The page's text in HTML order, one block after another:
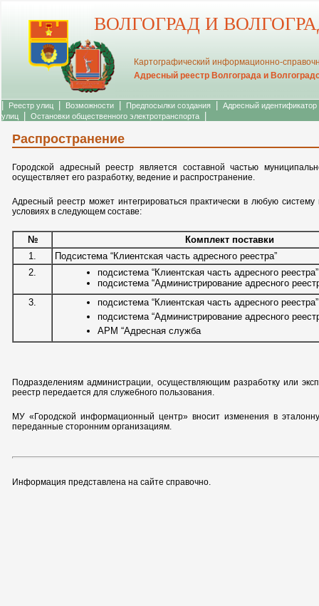
ВОЛГОГРАД И
Картографический информационно-
Адресный реестр Волгограда и
Реестр улиц Возможности Предпосылки создания
Адресный идентификатор
улиц
Остановки общественного электротранспорта
Распространение
Городской адресный реестр является составной частью
осуществляет его разработку, ведение и распространение.
Адресный реестр может интегрироваться практически в любую
условиях в следующем составе:
№
Комплект поставки
1.
Подсистема “Клиентская часть адресного реестра”
2.
подсистема “Клиентская часть адресного
подсистема “Администрирование адресного
3.
подсистема “Клиентская часть адресного
подсистема “Администрирование адресного
АРМ “Адресная служба
Подразделениям администрации, осуществляющим разработку или
реестр передается для служебного пользования.
МУ «Городской информационный центр» вносит изменения в
переданные сторонним организациям.
Информация представлена на сайте справочно.